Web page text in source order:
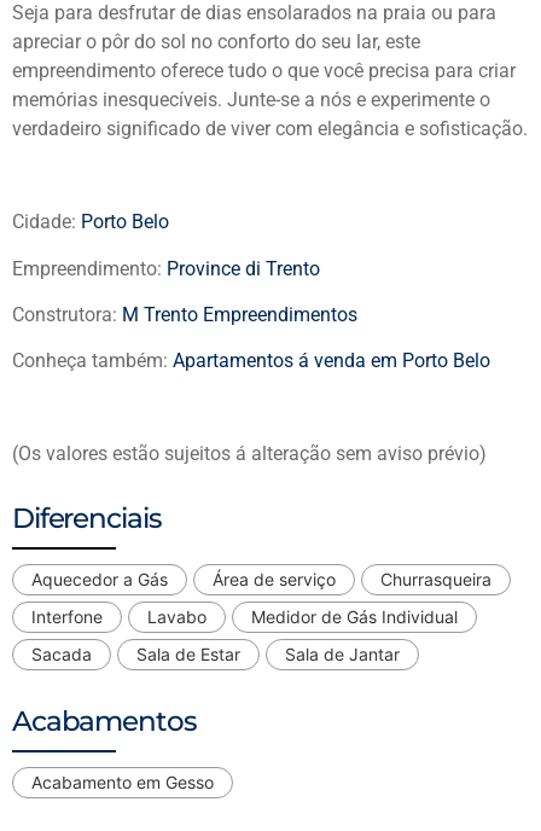
Seja para desfrutar de dias ensolarados na praia ou para
apreciar o pôr do sol no conforto do seu lar, este
empreendimento oferece tudo o que você precisa para criar
memórias inesquecíveis. Junte-se a nós e experimente o
verdadeiro significado de viver com elegância e sofisticação.
Cidade: Porto Belo
Empreendimento: Province di Trento
Construtora: M Trento Empreendimentos
Conheça também: Apartamentos á venda em Porto Belo
(Os valores estão sujeitos á alteração sem aviso prévio)
Diferenciais
Aquecedor a Gás Área de serviço
Churrasqueira
Interfone
Lavabo
Medidor de Gás Individual
Sacada
Sala de Estar Sala de Jantar
Acabamentos
Acabamento em Gesso